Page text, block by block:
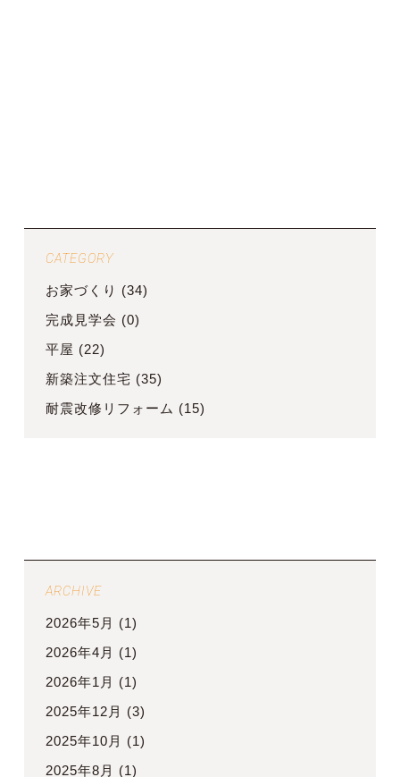
CATEGORY
お家づくり (34)
完成見学会 (0)
平屋 (22)
新築注文住宅 (35)
耐震改修リフォーム (15)
ARCHIVE
2026年5月 (1)
2026年4月 (1)
2026年1月 (1)
2025年12月 (3)
2025年10月 (1)
2025年8月 (1)